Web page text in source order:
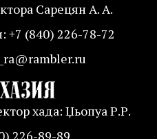
Сарецян А. А.
+7 (840) 226-78-72
хада: Џьопуа Р.Р.